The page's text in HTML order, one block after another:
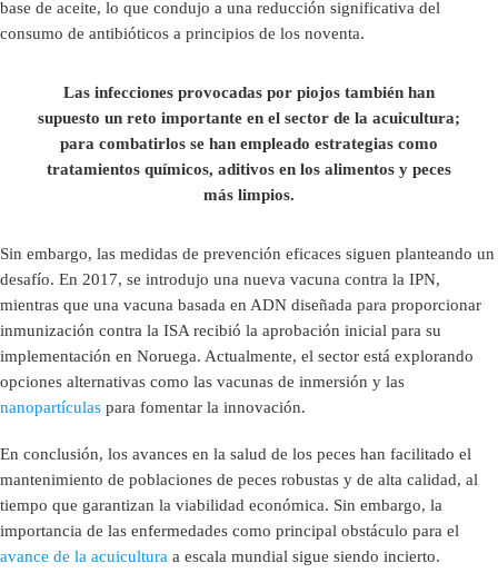
base de aceite, lo que condujo a una reducción significativa del
consumo de antibióticos a principios de los noventa.
Las infecciones provocadas por piojos también han
supuesto un reto importante en el sector de la acuicultura;
para combatirlos se han empleado estrategias como
tratamientos químicos, aditivos en los alimentos y peces
más limpios.
Sin embargo, las medidas de prevención eficaces siguen planteando un
desafío. En 2017, se introdujo una nueva vacuna contra la IPN,
mientras que una vacuna basada en ADN diseñada para proporcionar
inmunización contra la ISA recibió la aprobación inicial para su
implementación en Noruega. Actualmente, el sector está explorando
opciones alternativas como las vacunas de inmersión y las
nanopartículas para fomentar la innovación.
En conclusión, los avances en la salud de los peces han facilitado el
mantenimiento de poblaciones de peces robustas y de alta calidad, al
tiempo que garantizan la viabilidad económica. Sin embargo, la
importancia de las enfermedades como principal obstáculo para el
avance de la acuicultura a escala mundial sigue siendo incierto.